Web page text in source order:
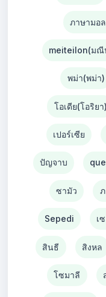
ภาษามอ
meiteilon(มณี
พม่า(พม่า)
โอเดีย(โอริยา)
เปอร์เซีย
ปัญจาบ
ซามัว
Sepedi เ
สินธี สิงหล
โซมาลี